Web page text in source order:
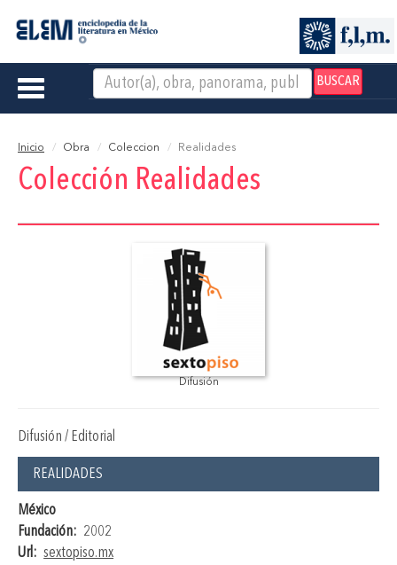
BUSCAR
Toggle
Inicio Obra Coleccion Realidades
Colección Realidades
Difusión
Difusión / Editorial
REALIDADES
México
Fundación: 2002
Url: sextopiso.mx